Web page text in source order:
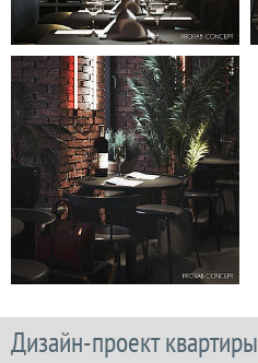
Дизайн-проект квартиры